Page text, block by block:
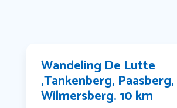
Wandeling De Lutte
,Tankenberg, Paasberg,
Wilmersberg. 10 km